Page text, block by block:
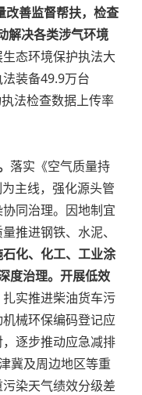
改善监督帮扶，检查
解决各类涉气环境
态环境保护执法大
装备49.9万台
法检查数据上传率
落实《空气质量持
主线，强化源头管
同治理。因地制宜
推进钢铁、水泥、
化、化工、工业涂
度治理。开展低效
扎实推进柴油货车污
械环保编码登记应
逐步推动应急减排
冀及周边地区等重
染天气绩效分级差